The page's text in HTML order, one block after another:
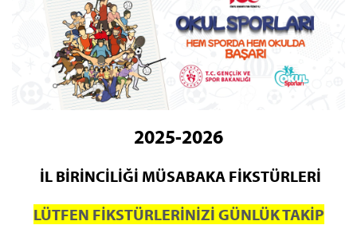
2025-2026
İL BİRİNCİLİĞİ MÜSABAKA FİKSTÜRLERİ
LÜTFEN FİKSTÜRLERİNİZİ GÜNLÜK TAKİP